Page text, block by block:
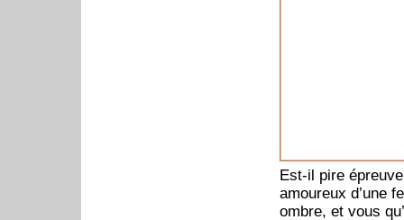
Est-il pire
amoureux d’une
ombre, et vous